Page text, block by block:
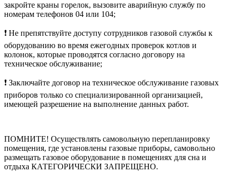
закройте краны горелок, вызовите аварийную службу по
номерам телефонов 04 или 104;
❗️ Не препятствуйте доступу сотрудников газовой службы к
оборудованию во время ежегодных проверок котлов и
колонок, которые проводятся согласно договору на
техническое обслуживание;
❗️ Заключайте договор на техническое обслуживание газовых
приборов только со специализированной организацией,
имеющей разрешение на выполнение данных работ.
ПОМНИТЕ! Осуществлять самовольную перепланировку
помещения, где установлены газовые приборы, самовольно
размещать газовое оборудование в помещениях для сна и
отдыха КАТЕГОРИЧЕСКИ ЗАПРЕЩЕНО.